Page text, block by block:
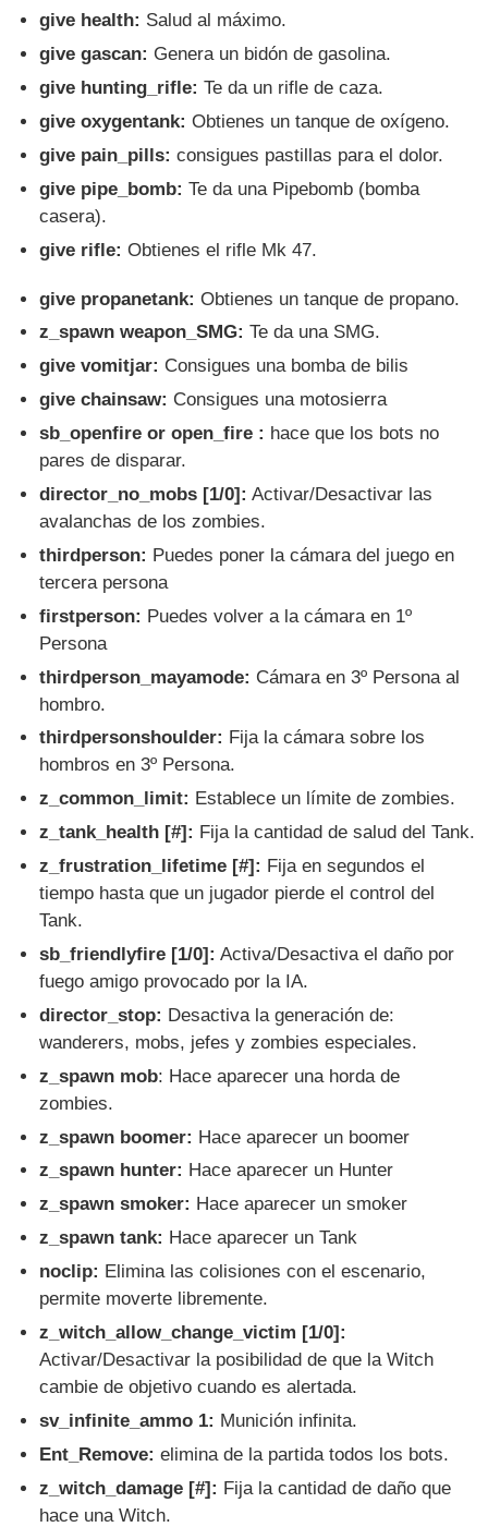
give health: Salud al máximo.
give gascan: Genera un bidón de gasolina.
give hunting_rifle: Te da un rifle de caza.
give oxygentank: Obtienes un tanque de oxígeno.
give pain_pills: consigues pastillas para el dolor.
give pipe_bomb: Te da una Pipebomb (bomba
casera).
give rifle: Obtienes el rifle Mk 47.
give propanetank: Obtienes un tanque de propano.
z_spawn weapon_SMG: Te da una SMG.
give vomitjar: Consigues una bomba de bilis
give chainsaw: Consigues una motosierra
sb_openfire or open_fire : hace que los bots no
pares de disparar.
director_no_mobs [1/0]: Activar/Desactivar las
avalanchas de los zombies.
thirdperson: Puedes poner la cámara del juego en
tercera persona
firstperson: Puedes volver a la cámara en 1º
Persona
thirdperson_mayamode: Cámara en 3º Persona al
hombro.
thirdpersonshoulder: Fija la cámara sobre los
hombros en 3º Persona.
z_common_limit: Establece un límite de zombies.
z_tank_health [#]: Fija la cantidad de salud del Tank.
z_frustration_lifetime [#]: Fija en segundos el
tiempo hasta que un jugador pierde el control del
Tank.
sb_friendlyfire [1/0]: Activa/Desactiva el daño por
fuego amigo provocado por la IA.
director_stop: Desactiva la generación de:
wanderers, mobs, jefes y zombies especiales.
z_spawn mob: Hace aparecer una horda de
zombies.
z_spawn boomer: Hace aparecer un boomer
z_spawn hunter: Hace aparecer un Hunter
z_spawn smoker: Hace aparecer un smoker
z_spawn tank: Hace aparecer un Tank
noclip: Elimina las colisiones con el escenario,
permite moverte libremente.
z_witch_allow_change_victim [1/0]:
Activar/Desactivar la posibilidad de que la Witch
cambie de objetivo cuando es alertada.
sv_infinite_ammo 1: Munición infinita.
Ent_Remove: elimina de la partida todos los bots.
z_witch_damage [#]: Fija la cantidad de daño que
hace una Witch.